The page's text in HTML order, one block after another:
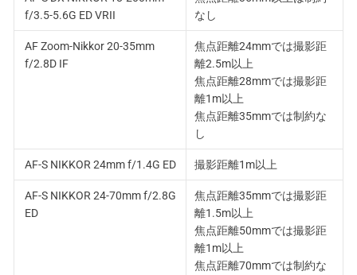
f/3.5-5.6G ED VRII
なし
AF Zoom-Nikkor 20-35mm
f/2.8D IF
焦点距離24mmでは撮影距
離2.5m以上
焦点距離28mmでは撮影距
離1m以上
焦点距離35mmでは制約な
し
AF-S NIKKOR 24mm f/1.4G ED 撮影距離1m以上
AF-S NIKKOR 24-70mm f/2.8G
ED
焦点距離35mmでは撮影距
離1.5m以上
焦点距離50mmでは撮影距
離1m以上
焦点距離70mmでは制約な